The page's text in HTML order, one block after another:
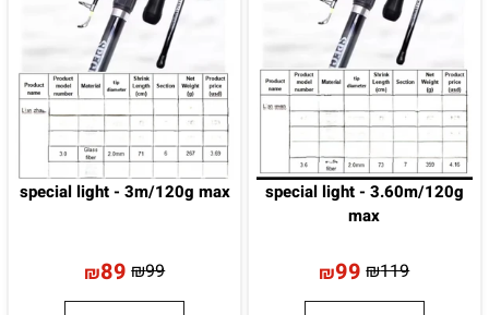
special light - 3.60m/120g
max
₪119
₪99
special light - 3m/120g max
₪99
₪89